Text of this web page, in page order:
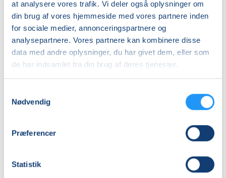
at analysere vores trafik. Vi deler også oplysninger om
din brug af vores hjemmeside med vores partnere inden
for sociale medier, annonceringspartnere og
analysepartnere. Vores partnere kan kombinere disse
data med andre oplysninger, du har givet dem, eller som
de har indsamlet fra din brug af deres tjenester.
Nødvendig
Præferencer
Statistik
Sidste mødegang
onsdag 16.12.2026, kl. 17.30 - 18.15
Antal mødegange
16 mødegange
Adresse
, Lejre
(Bassin)
Mødegange